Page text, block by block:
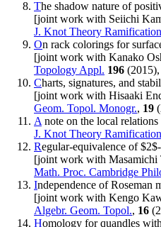
The shadow nature of
[joint work with Seiichi
J. Knot Theory
On rack colorings for
[joint work with Kanako
Topology Appl. 196
Charts, signatures, and
[joint work with Hisaaki
Geom. Topol. Monogr., 19
Anote on the local
J. Knot Theory
Regular-equivalence of
[joint work with Masamichi
Math. Proc. Cambridge
Independence of Roseman
[joint work with Kengo
Algebr. Geom. Topol., 16
Homology for quandles